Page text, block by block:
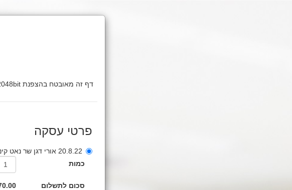
פרטי עסקה
20.8.22 אורי דגן שר נאט קינג קול
כמות
סכום לתשלום ₪